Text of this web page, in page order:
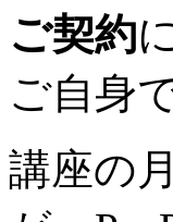
ご契約
ご自身
講座の